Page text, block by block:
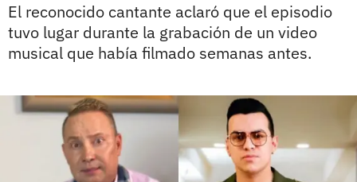
El reconocido cantante aclaró que el episodio
tuvo lugar durante la grabación de un video
musical que había filmado semanas antes.